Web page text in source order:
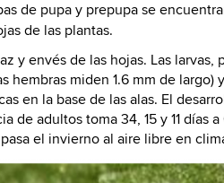
de pupa y prepupa se
de las plantas.
y envés de las hojas. Las
miden 1.6 mm de
en la base de las alas. El
adultos toma 34, 15 y 11 días a
el invierno al aire libre en